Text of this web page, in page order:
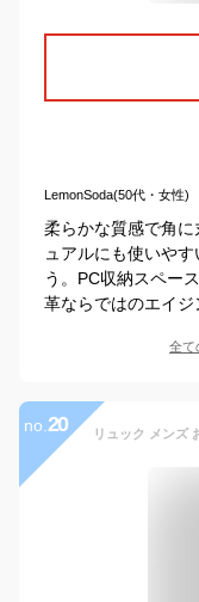
LemonSoda(50代・女性)
柔らかな質感で角
ュアルにも使いや
う。PC収納スペー
革ならではのエイジ
全て
no. 20